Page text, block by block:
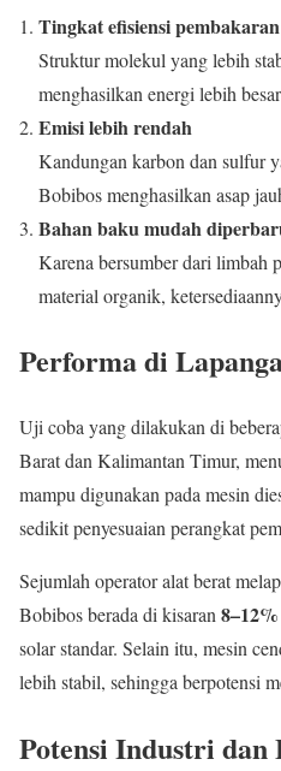
Tingkat efisiensi
Struktur molekul yang lebih
menghasilkan energi lebih
Emisi lebih rendah
Kandungan karbon dan sulfur
Bobibos menghasilkan asap
Bahan baku mudah
Karena bersumber dari limbah
material organik,
Performa di
Uji coba yang dilakukan di
Barat dan Kalimantan Timur,
mampu digunakan pada mesin
sedikit penyesuaian perangkat
Sejumlah operator alat berat
Bobibos berada di kisaran
solar standar. Selain itu, mesin
lebih stabil, sehingga berpotensi
Potensi Industri dan